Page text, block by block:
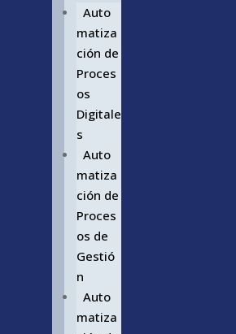
Auto
matiza
ción de
Proces
os
Digitale
s
Auto
matiza
ción de
Proces
os de
Gestió
n
Auto
matiza